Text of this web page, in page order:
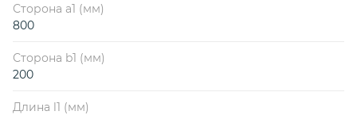
Сторона a1 (мм)
800
Сторона b1 (мм)
200
Длина l1 (мм)